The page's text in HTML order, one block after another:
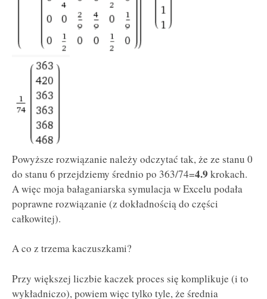
Powyższe rozwiązanie należy odczytać tak, że ze stanu 0
do stanu 6 przejdziemy średnio po 363/74=4.9 krokach.
A więc moja bałaganiarska symulacja w Excelu podała
poprawne rozwiązanie (z dokładnością do części
całkowitej).
A co z trzema kaczuszkami?
Przy większej liczbie kaczek proces się komplikuje (i to
wykładniczo), powiem więc tylko tyle, że średnia